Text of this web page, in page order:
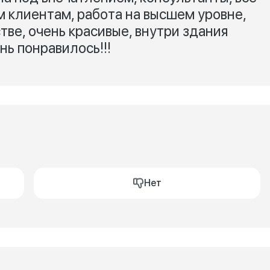
клиентам, работа на высшем уровне,
очень красивые, внутри здания
понравилось!!!
Нет